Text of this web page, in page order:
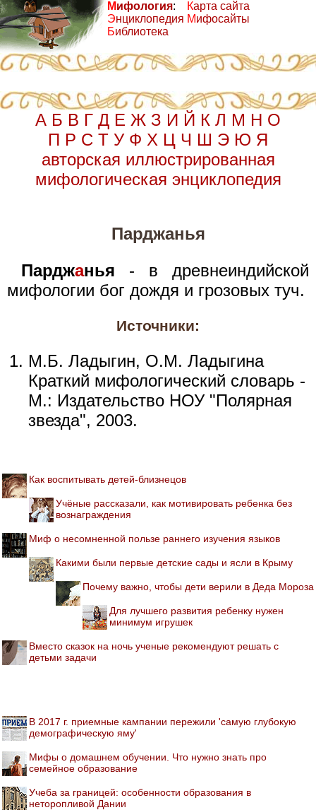
Мифология:
Энциклопедия
Библиотека
Карта сайта
Мифосайты
А Б В Г Д Е Ж З И Й К Л М Н О
П Р С Т У Ф Х Ц Ч Ш Э Ю Я
авторская иллюстрированная
мифологическая энциклопедия
Парджанья
Парджанья - в древнеиндийской
мифологии бог дождя и грозовых туч.
Источники:
М.Б. Ладыгин, О.М. Ладыгина
Краткий мифологический словарь -
М.: Издательство НОУ "Полярная
звезда", 2003.
Как воспитывать детей-близнецов
Учёные рассказали, как мотивировать ребенка без
вознаграждения
Миф о несомненной пользе раннего изучения языков
Какими были первые детские сады и ясли в Крыму
Почему важно, чтобы дети верили в Деда Мороза
Для лучшего развития ребенку нужен
минимум игрушек
Вместо сказок на ночь ученые рекомендуют решать с
детьми задачи
В 2017 г. приемные кампании пережили 'самую глубокую
демографическую яму'
Мифы о домашнем обучении. Что нужно знать про
семейное образование
Учеба за границей: особенности образования в
неторопливой Дании